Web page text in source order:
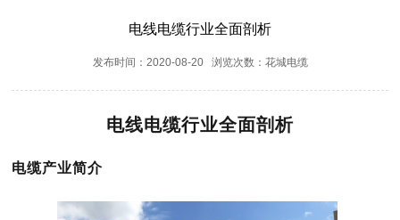
电线电缆行业全面剖析
发布时间：2020-08-20 浏览次数：花城电缆
电线电缆行业全面剖析
电缆产业简介